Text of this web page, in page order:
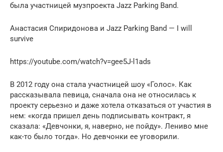
была участницей музпроекта Jazz Parking Band.
Анастасия Спиридонова и Jazz Parking Band — I will
survive
https://youtube.com/watch?v=gee5J-l1ads
В 2012 году она стала участницей шоу «Голос». Как
рассказывала певица, сначала она не относилась к
проекту серьезно и даже хотела отказаться от участия в
нем: «когда пришел день подписывать контракт, я
сказала: «Девчонки, я, наверно, не пойду». Лениво мне
как-то было тогда». Но девчонки ее уговорили.